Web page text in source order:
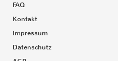
FAQ
Kontakt
Impressum
Datenschutz